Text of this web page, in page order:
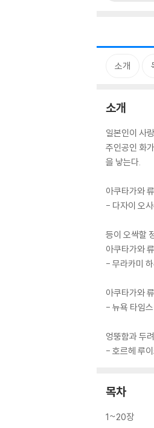
소개
소개
일본인이 사
주인공인 화
을 낳는다.
아쿠타가와
- 다자이 오
등이 오싹할
아쿠타가와
- 무라카미
아쿠타가와
- 뉴욕 타임스
엉뚱함과 두
- 호르헤 루
목차
1~20장